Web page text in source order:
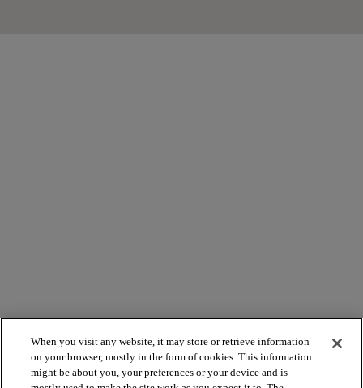
When you visit any website, it may store or retrieve information
on your browser, mostly in the form of cookies. This information
might be about you, your preferences or your device and is